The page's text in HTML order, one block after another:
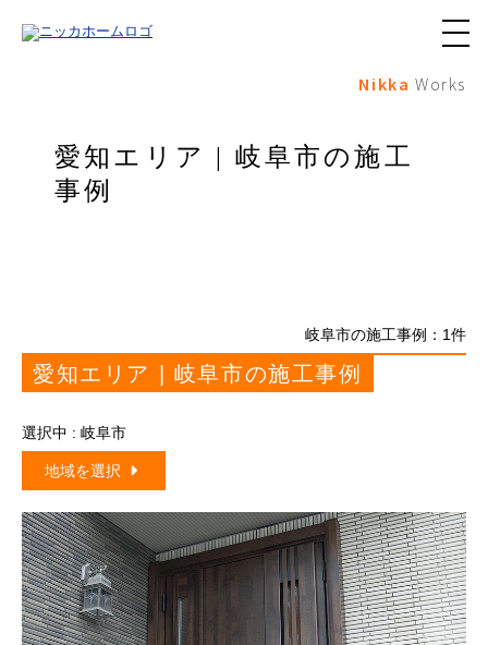
メ
ュ
Nikka Works
愛知エリア | 岐阜市の施工
事例
岐阜市の施工事例： 1件
愛知エリア | 岐阜市の施工事例
選択中 : 岐阜市
地域を選択